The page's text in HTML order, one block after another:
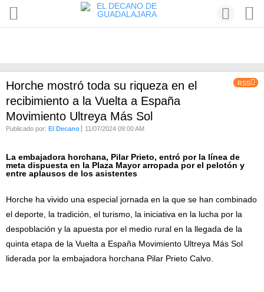
RSS
Horche mostró toda su riqueza en el
recibimiento a la Vuelta a España
Movimiento Ultreya Más Sol
Publicado por: El Decano 11/07/2024 09:00 AM
La embajadora horchana, Pilar Prieto, entró por la línea de
meta dispuesta en la Plaza Mayor arropada por el pelotón y
entre aplausos de los asistentes
Horche ha vivido una especial jornada en la que se han combinado
el deporte, la tradición, el turismo, la iniciativa en la lucha por la
despoblación y la apuesta por el medio rural en la llegada de la
quinta etapa de la Vuelta a España Movimiento Ultreya Más Sol
liderada por la embajadora horchana Pilar Prieto Calvo.